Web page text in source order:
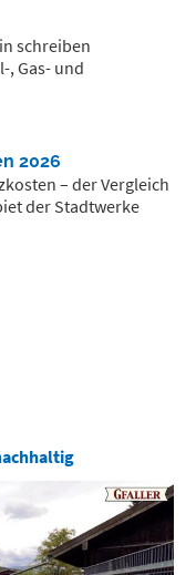
schreiben
, Gas- und
2026
– der Vergleich
der Stadtwerke